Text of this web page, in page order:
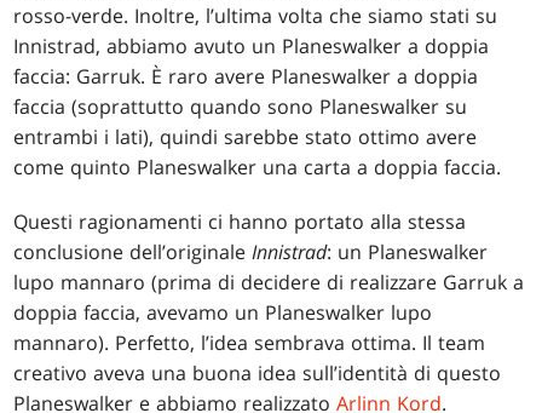
rosso-verde. Inoltre, l’ultima volta che siamo stati su
Innistrad, abbiamo avuto un Planeswalker a doppia
faccia: Garruk. È raro avere Planeswalker a doppia
faccia (soprattutto quando sono Planeswalker su
entrambi i lati), quindi sarebbe stato ottimo avere
come quinto Planeswalker una carta a doppia faccia.
Questi ragionamenti ci hanno portato alla stessa
conclusione dell’originaleInnistrad: un Planeswalker
lupo mannaro (prima di decidere di realizzare Garruk a
doppia faccia, avevamo un Planeswalker lupo
mannaro). Perfetto, l’idea sembrava ottima. Il team
creativo aveva una buona idea sull’identità di questo
Planeswalker e abbiamo realizzatoArlinn Kord.